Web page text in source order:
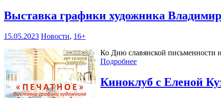
Выставка графики художника
15.05.2023 Новости, 16+
Ко Дню славянской письменности
Подробнее
Киноклуб с Еленой